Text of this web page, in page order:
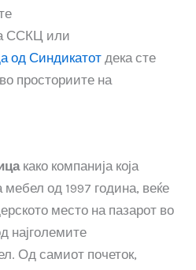
ССКЦ или
од Синдикатот дека сте
просториите на
како компанија која
од 1997 година, веќе
место на пазарот во
најголемите
Од самиот почеток,